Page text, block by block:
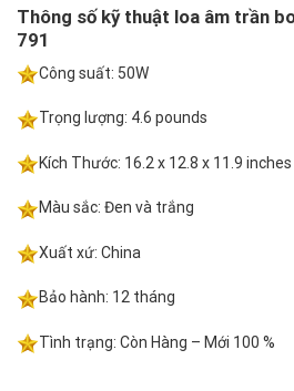
Thông số kỹ thuật loa âm trần
791
Công suất: 50W
Trọng lượng: 4.6 pounds
Kích Thước: 16.2 x 12.8 x 11.9 inches
Màu sắc: Đen và trắng
Xuất xứ: China
Bảo hành: 12 tháng
Tình trạng: Còn Hàng – Mới 100 %